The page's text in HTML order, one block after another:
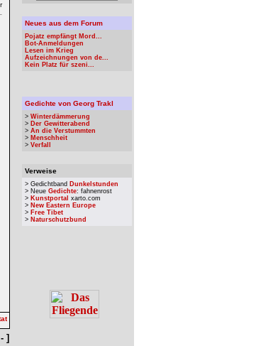
- ]
Neues aus dem Forum
Pojatz empfängt Mord...
Bot-Anmeldungen
Lesen im Krieg
Aufzeichnungen von de...
Kein Platz für szeni...
Gedichte von Georg Trakl
> Winterdämmerung
> Der Gewitterabend
> An die Verstummten
> Menschheit
> Verfall
Verweise
> Gedichtband Dunkelstunden
> Neue Gedichte: fahnenrost
> Kunstportal xarto.com
> New Eastern Europe
> Free Tibet
> Naturschutzbund